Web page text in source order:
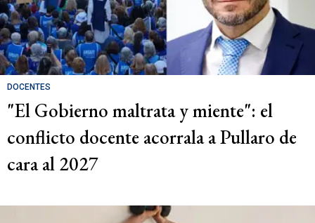
DOCENTES
"El Gobierno maltrata y miente": el
conflicto docente acorrala a Pullaro de
cara al 2027